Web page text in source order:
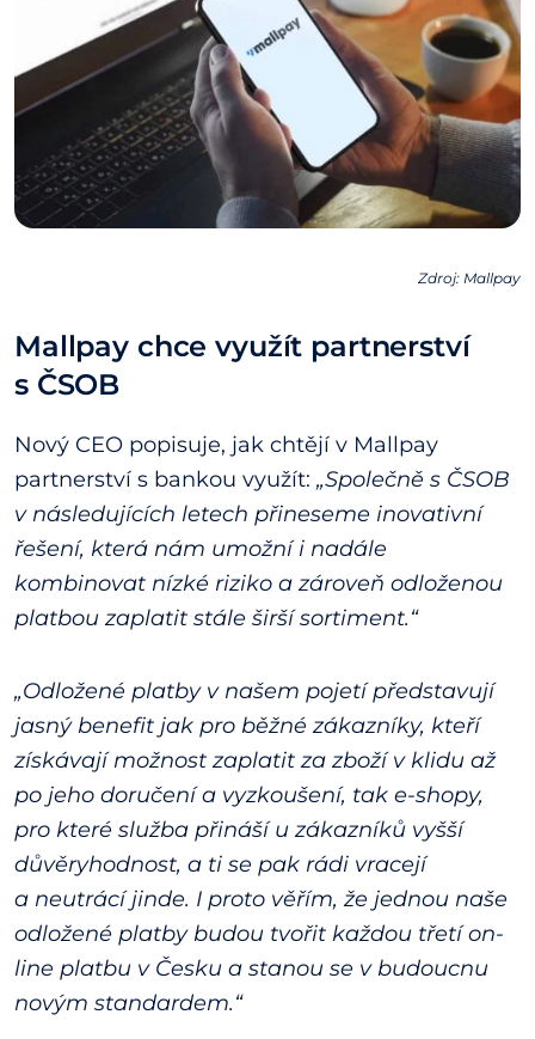
Zdroj: Mallpay
Mallpay chce využít partnerství
s ČSOB
Nový CEO popisuje, jak chtějí v Mallpay
partnerství s bankou využít: „Společně s ČSOB
v následujících letech přineseme inovativní
řešení, která nám umožní i nadále
kombinovat nízké riziko a zároveň odloženou
platbou zaplatit stále širší sortiment.“
„Odložené platby v našem pojetí představují
jasný benefit jak pro běžné zákazníky, kteří
získávají možnost zaplatit za zboží v klidu až
po jeho doručení a vyzkoušení, tak e-shopy,
pro které služba přináší u zákazníků vyšší
důvěryhodnost, a ti se pak rádi vracejí
a neutrácí jinde. I proto věřím, že jednou naše
odložené platby budou tvořit každou třetí on-
line platbu v Česku a stanou se v budoucnu
novým standardem.“